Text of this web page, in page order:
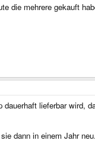
die mehrere gekauft
lieferbar wird,
dann in einem Jahr neu.